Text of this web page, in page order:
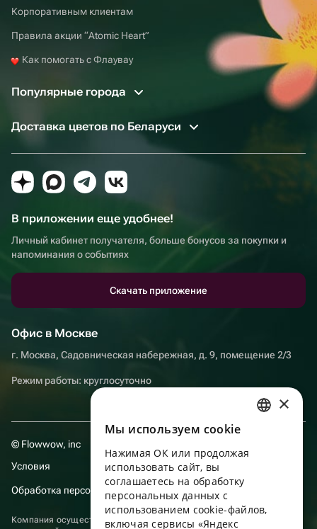
Корпоративным клиентам
Правила акции “Atomic Heart”
Как помогать с Флаувау
Популярные города
Доставка цветов по Беларуси
В приложении еще удобнее!
Личный кабинет получателя, больше бонусов за покупки и
напоминания о событиях
Скачать приложение
Офис в Москве
г. Москва, Садовническая набережная, д. 9, помещение 2/3
Режим работы: круглосуточно
© Flowwow, inc
Условия
Обработка персональных данных
Компания осуществляет деятельность в области информационных
ENGLISH
UKRAINIAN
PORTUGUESE
×
Мы используем сookie
Нажимая ОК или продолжая
использовать сайт, вы
соглашаетесь на обработку
персональных данных с
использованием cookie-файлов,
включая сервисы «Яндекс